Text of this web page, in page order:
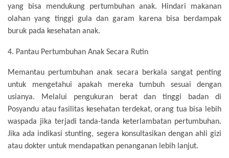
yang bisa mendukung pertumbuhan anak. Hindari makanan
olahan yang tinggi gula dan garam karena bisa berdampak
buruk pada kesehatan anak.
4. Pantau Pertumbuhan Anak Secara Rutin
Memantau pertumbuhan anak secara berkala sangat penting
untuk mengetahui apakah mereka tumbuh sesuai dengan
usianya. Melalui pengukuran berat dan tinggi badan di
Posyandu atau fasilitas kesehatan terdekat, orang tua bisa lebih
waspada jika terjadi tanda-tanda keterlambatan pertumbuhan.
Jika ada indikasi stunting, segera konsultasikan dengan ahli gizi
atau dokter untuk mendapatkan penanganan lebih lanjut.